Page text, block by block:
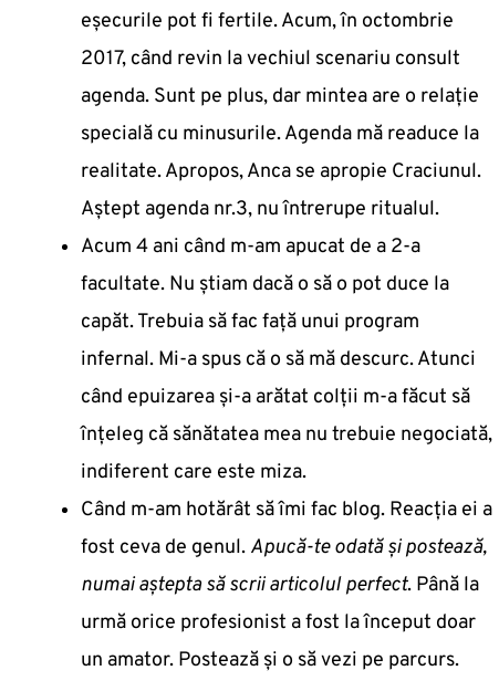
eșecurile pot fi fertile. Acum, în octombrie
2017, când revin la vechiul scenariu consult
agenda. Sunt pe plus, dar mintea are o relație
specială cu minusurile. Agenda mă readuce la
realitate. Apropos, Anca se apropie Craciunul.
Aștept agenda nr.3, nu întrerupe ritualul.
Acum 4 ani când m-am apucat de a 2-a
facultate. Nu știam dacă o să o pot duce la
capăt. Trebuia să fac față unui program
infernal. Mi-a spus că o să mă descurc. Atunci
când epuizarea și-a arătat colții m-a făcut să
înțeleg că sănătatea mea nu trebuie negociată,
indiferent care este miza.
Când m-am hotărât să îmi fac blog. Reacția ei a
fost ceva de genul. Apucă-te odată și postează,
numai aștepta să scrii articolul perfect. Până la
urmă orice profesionist a fost la început doar
un amator. Postează și o să vezi pe parcurs.